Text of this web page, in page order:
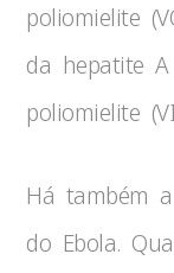
poliomielite
da hepatite
poliomielite
Há também
do Ebola.